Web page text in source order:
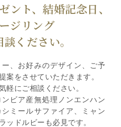
ント、結婚記念日、
ジリング
ください。
、お好みのデザイン、ご予
案をさせていただきます。
軽にご相談ください。
ビア産無処理ノンエンハン
ミールサファイア、ミャン
ッドルビーも必見です。